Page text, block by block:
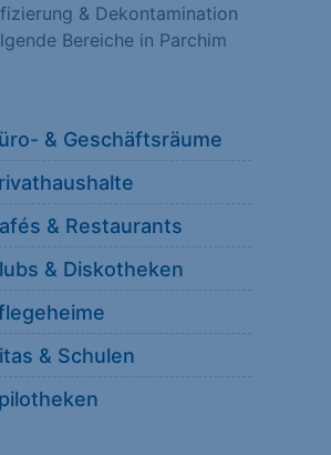
& Dekontamination
Bereiche in Parchim
& Geschäftsräume
& Restaurants
& Diskotheken
& Schulen